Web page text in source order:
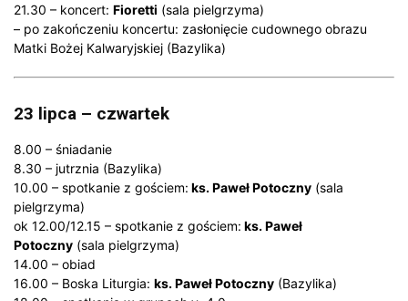
21.30 – koncert: Fioretti (sala pielgrzyma)
– po zakończeniu koncertu: zasłonięcie cudownego obrazu
Matki Bożej Kalwaryjskiej (Bazylika)
23 lipca – czwartek
8.00 – śniadanie
8.30 – jutrznia (Bazylika)
10.00 – spotkanie z gościem: ks. Paweł Potoczny (sala
pielgrzyma)
ok 12.00/12.15 – spotkanie z gościem: ks. Paweł
Potoczny (sala pielgrzyma)
14.00 – obiad
16.00 – Boska Liturgia: ks. Paweł Potoczny (Bazylika)